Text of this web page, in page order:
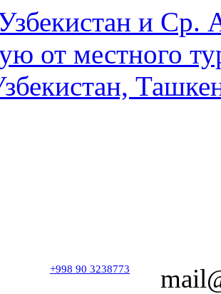
и Ср.
от местного
+998 90 3238773